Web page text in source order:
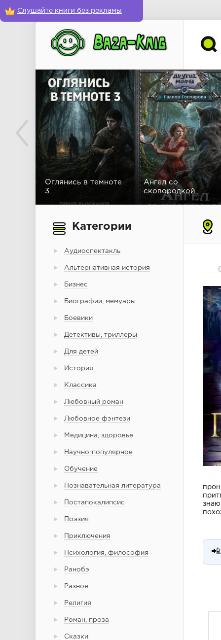
Слушайте книги без рекламы
Оглянись в темноте
3
Ангел со
сковородкой
Категории
Аудиоспектакль
Альтернативная история
Бизнес
Биографии, мемуары
Боевики
Детективы, триллеры
Для детей
История
Классика
Любовный роман
Любовное фэнтези
Медицина, здоровье
Научно-популярное
Обучение
Познавательная литература
Постапокалипсис
Поэзия
Приключения
Психология, философия
Ранобэ
Разное
Религия
Роман, проза
Сказки
📲